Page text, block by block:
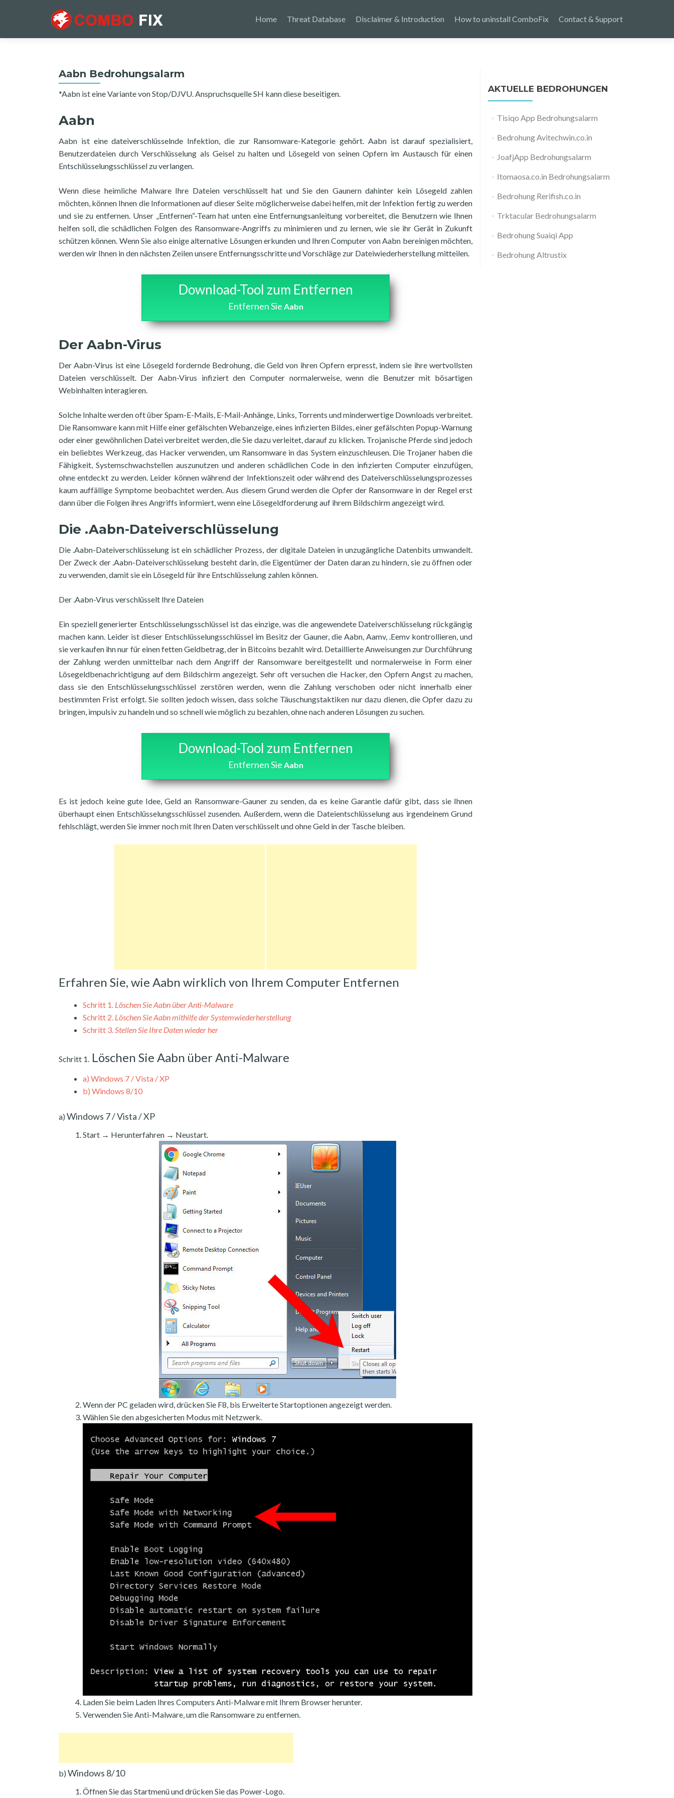
Home Threat Database Disclaimer & Introduction How to uninstall ComboFix Contact & Support
Aabn Bedrohungsalarm
*Aabn ist eine Variante von Stop/DJVU. Anspruchsquelle SH kann diese beseitigen.
Aabn
Aabn ist eine dateiverschlüsselnde Infektion, die zur Ransomware-Kategorie gehört. Aabn ist darauf spezialisiert,
Benutzerdateien durch Verschlüsselung als Geisel zu halten und Lösegeld von seinen Opfern im Austausch für einen
Entschlüsselungsschlüssel zu verlangen.
Wenn diese heimliche Malware Ihre Dateien verschlüsselt hat und Sie den Gaunern dahinter kein Lösegeld zahlen
möchten, können Ihnen die Informationen auf dieser Seite möglicherweise dabei helfen, mit der Infektion fertig zu werden
und sie zu entfernen. Unser „Entfernen“-Team hat unten eine Entfernungsanleitung vorbereitet, die Benutzern wie Ihnen
helfen soll, die schädlichen Folgen des Ransomware-Angriffs zu minimieren und zu lernen, wie sie ihr Gerät in Zukunft
schützen können. Wenn Sie also einige alternative Lösungen erkunden und Ihren Computer von Aabn bereinigen möchten,
werden wir Ihnen in den nächsten Zeilen unsere Entfernungsschritte und Vorschläge zur Dateiwiederherstellung mitteilen.
Download-Tool zum Entfernen
Entfernen Sie Aabn
Der Aabn-Virus
Der Aabn-Virus ist eine Lösegeld fordernde Bedrohung, die Geld von ihren Opfern erpresst, indem sie ihre wertvollsten
Dateien verschlüsselt. Der Aabn-Virus infiziert den Computer normalerweise, wenn die Benutzer mit bösartigen
Webinhalten interagieren.
Solche Inhalte werden oft über Spam-E-Mails, E-Mail-Anhänge, Links, Torrents und minderwertige Downloads verbreitet.
Die Ransomware kann mit Hilfe einer gefälschten Webanzeige, eines infizierten Bildes, einer gefälschten Popup-Warnung
oder einer gewöhnlichen Datei verbreitet werden, die Sie dazu verleitet, darauf zu klicken. Trojanische Pferde sind jedoch
ein beliebtes Werkzeug, das Hacker verwenden, um Ransomware in das System einzuschleusen. Die Trojaner haben die
Fähigkeit, Systemschwachstellen auszunutzen und anderen schädlichen Code in den infizierten Computer einzufügen,
ohne entdeckt zu werden. Leider können während der Infektionszeit oder während des Dateiverschlüsselungsprozesses
kaum auffällige Symptome beobachtet werden. Aus diesem Grund werden die Opfer der Ransomware in der Regel erst
dann über die Folgen ihres Angriffs informiert, wenn eine Lösegeldforderung auf ihrem Bildschirm angezeigt wird.
Die .Aabn-Dateiverschlüsselung
Die .Aabn-Dateiverschlüsselung ist ein schädlicher Prozess, der digitale Dateien in unzugängliche Datenbits umwandelt.
Der Zweck der .Aabn-Dateiverschlüsselung besteht darin, die Eigentümer der Daten daran zu hindern, sie zu öffnen oder
zu verwenden, damit sie ein Lösegeld für ihre Entschlüsselung zahlen können.
Der .Aabn-Virus verschlüsselt Ihre Dateien
Ein speziell generierter Entschlüsselungsschlüssel ist das einzige, was die angewendete Dateiverschlüsselung rückgängig
machen kann. Leider ist dieser Entschlüsselungsschlüssel im Besitz der Gauner, die Aabn, Aamv, .Eemv kontrollieren, und
sie verkaufen ihn nur für einen fetten Geldbetrag, der in Bitcoins bezahlt wird. Detaillierte Anweisungen zur Durchführung
der Zahlung werden unmittelbar nach dem Angriff der Ransomware bereitgestellt und normalerweise in Form einer
Lösegeldbenachrichtigung auf dem Bildschirm angezeigt. Sehr oft versuchen die Hacker, den Opfern Angst zu machen,
dass sie den Entschlüsselungsschlüssel zerstören werden, wenn die Zahlung verschoben oder nicht innerhalb einer
bestimmten Frist erfolgt. Sie sollten jedoch wissen, dass solche Täuschungstaktiken nur dazu dienen, die Opfer dazu zu
bringen, impulsiv zu handeln und so schnell wie möglich zu bezahlen, ohne nach anderen Lösungen zu suchen.
Download-Tool zum Entfernen
Entfernen Sie Aabn
Es ist jedoch keine gute Idee, Geld an Ransomware-Gauner zu senden, da es keine Garantie dafür gibt, dass sie Ihnen
überhaupt einen Entschlüsselungsschlüssel zusenden. Außerdem, wenn die Dateientschlüsselung aus irgendeinem Grund
fehlschlägt, werden Sie immer noch mit Ihren Daten verschlüsselt und ohne Geld in der Tasche bleiben.
Erfahren Sie, wie Aabn wirklich von Ihrem Computer Entfernen
Schritt 1. Löschen Sie Aabn über Anti-Malware
Schritt 2. Löschen Sie Aabn mithilfe der Systemwiederherstellung
Schritt 3.Stellen Sie Ihre Daten wieder her
Schritt 1. Löschen Sie Aabn über Anti-Malware
a) Windows 7 / Vista / XP
b) Windows 8/10
a) Windows 7 / Vista / XP
Start → Herunterfahren → Neustart.
Wenn der PC geladen wird, drücken Sie F8, bis Erweiterte Startoptionen angezeigt werden.
Wählen Sie den abgesicherten Modus mit Netzwerk.
Laden Sie beim Laden Ihres Computers Anti-Malware mit Ihrem Browser herunter.
Verwenden Sie Anti-Malware, um die Ransomware zu entfernen.
b) Windows 8/10
Öffnen Sie das Startmenü und drücken Sie das Power-Logo.
AKTUELLE BEDROHUNGEN
Tisiqo App Bedrohungsalarm
Bedrohung Avitechwin.co.in
JoafjApp Bedrohungsalarm
Itomaosa.co.in Bedrohungsalarm
Bedrohung Rerifish.co.in
Trktacular Bedrohungsalarm
Bedrohung Suaiqi App
Bedrohung Altrustix